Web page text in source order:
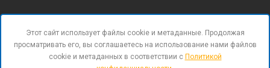
Этот сайт использует файлы cookie и метаданные. Продолжая
просматривать его, вы соглашаетесь на использование нами файлов
cookie и метаданных в соответствии с Политикой